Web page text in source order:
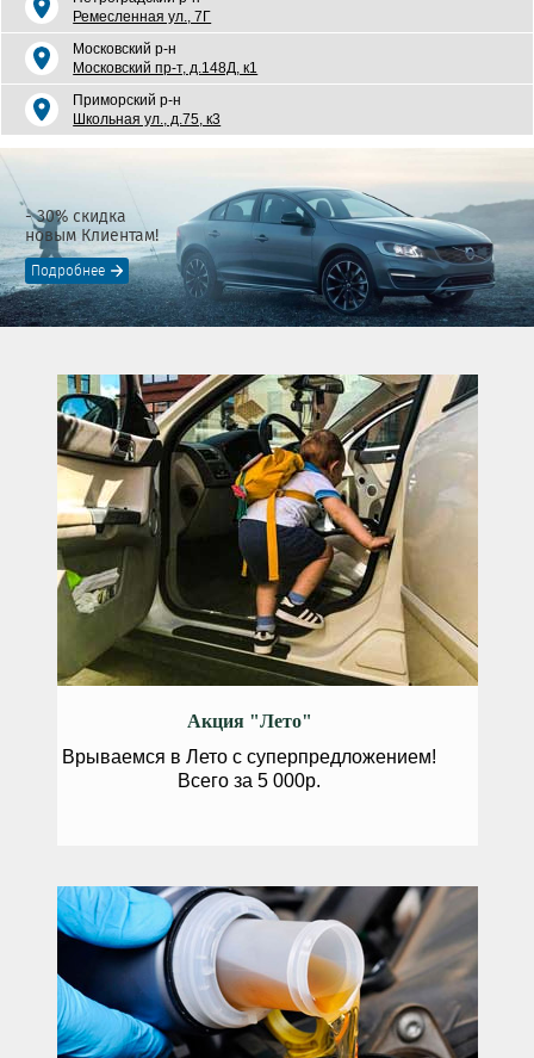
Ремесленная ул., 7Г
Московский р-н
Московский пр-т, д.148Д, к1
Приморский р-н
Школьная ул., д.75, к3
- 30% скидка
новым Клиентам!
Подробнее
Акция "Лето"
Врываемся в Лето с суперпредложением!
Всего за 5 000р.